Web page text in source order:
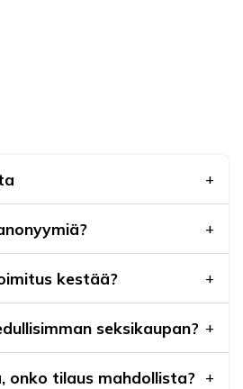
kestää?
seksikaupan?
onko tilaus mahdollista?